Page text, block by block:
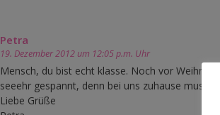
Petra
19. Dezember 2012 um 12:05 p.m. Uhr
Mensch, du bist echt klasse. Noch vor
seeehr gespannt, denn bei uns zuhause muss
Liebe Grüße